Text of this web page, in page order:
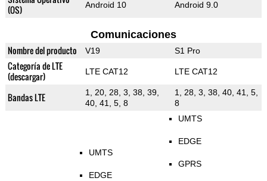
(OS)
Android 10 Android 9.0
Comunicaciones
Nombre del producto V19 S1 Pro
Categoría de LTE
(descargar)
LTE CAT12 LTE CAT12
Bandas LTE
1, 20, 28, 3, 38, 39,
40, 41, 5, 8
1, 28, 3, 38, 40, 41, 5,
8
UMTS
EDGE
UMTS
EDGE
GPRS